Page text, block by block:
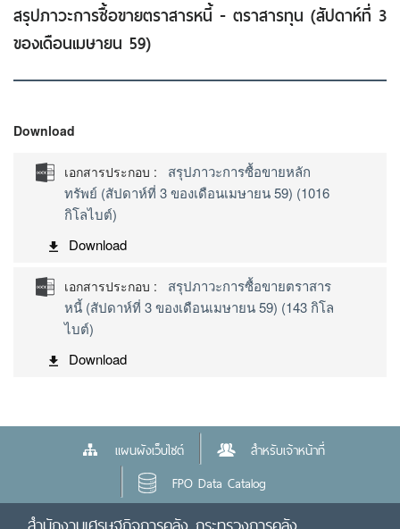
สรุปภาวะการซื้อขายตราสารหนี้ - ตราสารทุน (สัปดาห์ที่ 3
ของเดือนเมษายน 59)
Download
เอกสารประกอบ :
สรุปภาวะการซื้อขายหลัก
ทรัพย์ (สัปดาห์ที่ 3 ของเดือนเมษายน 59) (1016
กิโลไบต์)
Download
เอกสารประกอบ :
สรุปภาวะการซื้อขายตราสาร
หนี้ (สัปดาห์ที่ 3 ของเดือนเมษายน 59) (143 กิโล
ไบต์)
Download
แผนผังเว็บไซต์
สำหรับเจ้าหน้าที่
FPO Data Catalog